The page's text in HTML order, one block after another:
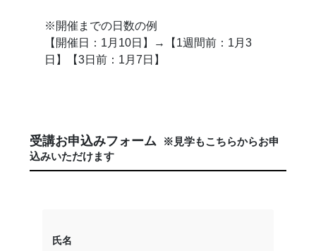
※開催までの日数の例
【開催日：1月10日】→【1週間前：1月3
日】【3日前：1月7日】
受講お申込みフォーム
※見学もこちらからお申
込みいただけます
氏名